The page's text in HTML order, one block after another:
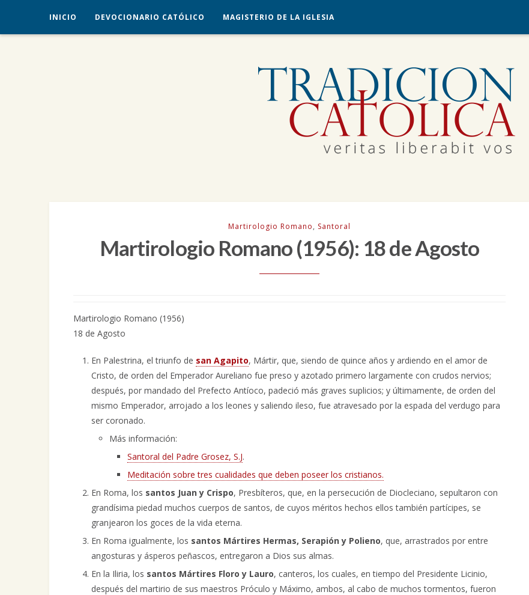
INICIO DEVOCIONARIO CATÓLICO MAGISTERIO DE LA IGLESIA
Martirologio Romano, Santoral
Martirologio Romano (1956): 18 de Agosto
Martirologio Romano (1956)
18 de Agosto
En Palestrina, el triunfo de san Agapito, Mártir, que, siendo de quince años y ardiendo en el amor de
Cristo, de orden del Emperador Aureliano fue preso y azotado primero largamente con crudos nervios;
después, por mandado del Prefecto Antíoco, padeció más graves suplicios; y últimamente, de orden del
mismo Emperador, arrojado a los leones y saliendo ileso, fue atravesado por la espada del verdugo para
ser coronado.
Más información:
Santoral del Padre Grosez, S.J.
Meditación sobre tres cualidades que deben poseer los cristianos.
En Roma, los santos Juan y Crispo, Presbíteros, que, en la persecución de Diocleciano, sepultaron con
grandísima piedad muchos cuerpos de santos, de cuyos méritos hechos ellos también partícipes, se
granjearon los goces de la vida eterna.
En Roma igualmente, los santos Mártires Hermas, Serapión y Polieno, que, arrastrados por entre
angosturas y ásperos peñascos, entregaron a Dios sus almas.
En la Iliria, los santos Mártires Floro y Lauro, canteros, los cuales, en tiempo del Presidente Licinio,
después del martirio de sus maestros Próculo y Máximo, ambos, al cabo de muchos tormentos, fueron